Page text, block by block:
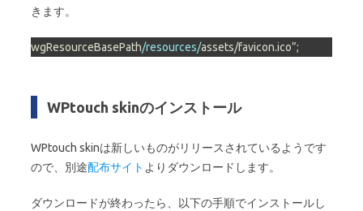
きます。
wgResourceBasePath/resources/assets/favicon.ico”;
WPtouch skinのインストール
WPtouch skinは新しいものがリリースされているようです
ので、別途配布サイト よりダウンロードします。
ダウンロードが終わったら、以下の手順でインストールし